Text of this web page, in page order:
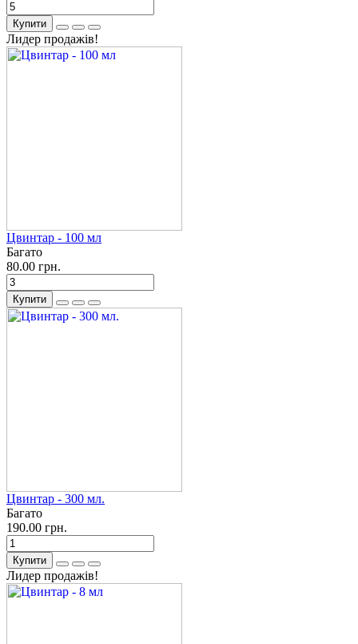
Купити
Лидер продажів!
Цвинтар - 100 мл
Багато
80.00 грн.
Купити
Цвинтар - 300 мл.
Багато
190.00 грн.
Купити
Лидер продажів!